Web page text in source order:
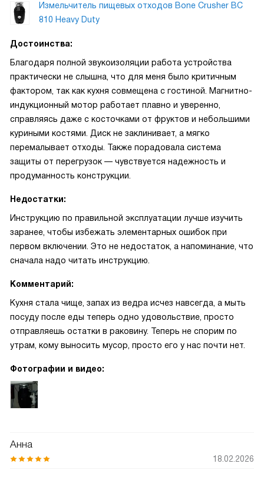
Измельчитель пищевых отходов Bone Crusher BC
810 Heavy Duty
Достоинства:
Благодаря полной звукоизоляции работа устройства
практически не слышна, что для меня было критичным
фактором, так как кухня совмещена с гостиной. Магнитно-
индукционный мотор работает плавно и уверенно,
справляясь даже с косточками от фруктов и небольшими
куриными костями. Диск не заклинивает, а мягко
перемалывает отходы. Также порадовала система
защиты от перегрузок — чувствуется надежность и
продуманность конструкции.
Недостатки:
Инструкцию по правильной эксплуатации лучше изучить
заранее, чтобы избежать элементарных ошибок при
первом включении. Это не недостаток, а напоминание, что
сначала надо читать инструкцию.
Комментарий:
Кухня стала чище, запах из ведра исчез навсегда, а мыть
посуду после еды теперь одно удовольствие, просто
отправляешь остатки в раковину. Теперь не спорим по
утрам, кому выносить мусор, просто его у нас почти нет.
Фотографии и видео:
Анна
18.02.2026